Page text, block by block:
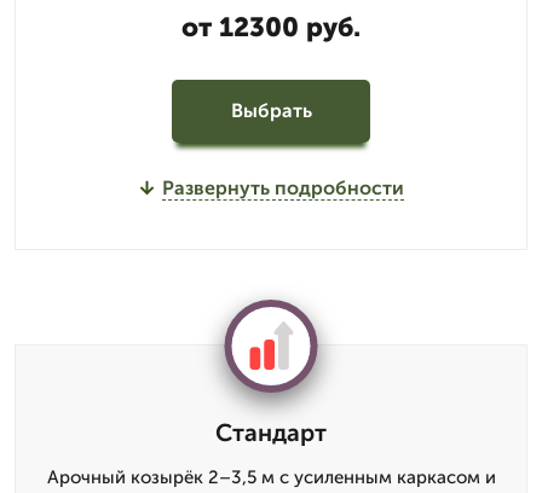
от 12300 руб.
Выбрать
Развернуть подробности
Стандарт
Арочный козырёк 2–3,5 м с усиленным каркасом и